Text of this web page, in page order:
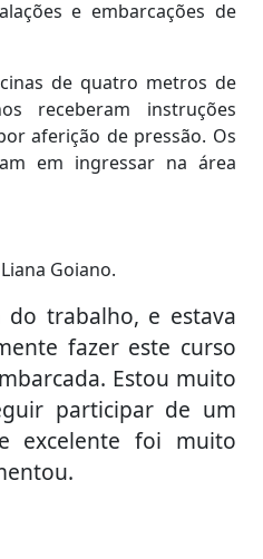
e embarcações de
de quatro metros de
receberam instruções
aferição de pressão. Os
em ingressar na área
Goiano.
do trabalho, e estava
fazer este curso
Estou muito
participar de um
excelente foi muito